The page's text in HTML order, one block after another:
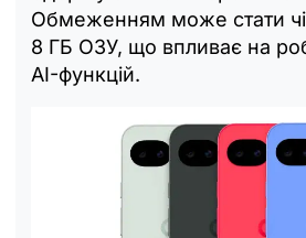
Обмеженням може стати
8 ГБ ОЗУ, що впливає на
AI-функцій.